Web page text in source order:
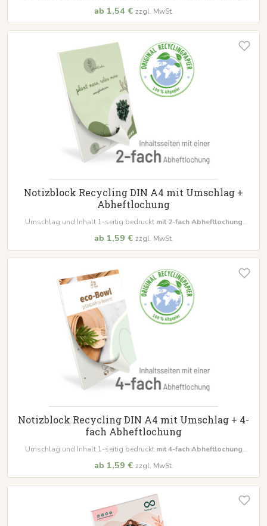
ab 1,54 € zzgl. MwSt.
Notizblock Recycling DIN A4 mit Umschlag +
Abheftlochung
Umschlag und Inhalt 1-seitig bedruckt mit 2-fach Abheftlochung
ab 1,59 € zzgl. MwSt.
Notizblock Recycling DIN A4 mit Umschlag + 4-
fach Abheftlochung
Umschlag und Inhalt 1-seitig bedruckt mit 4-fach Abheftlochung
ab 1,59 € zzgl. MwSt.